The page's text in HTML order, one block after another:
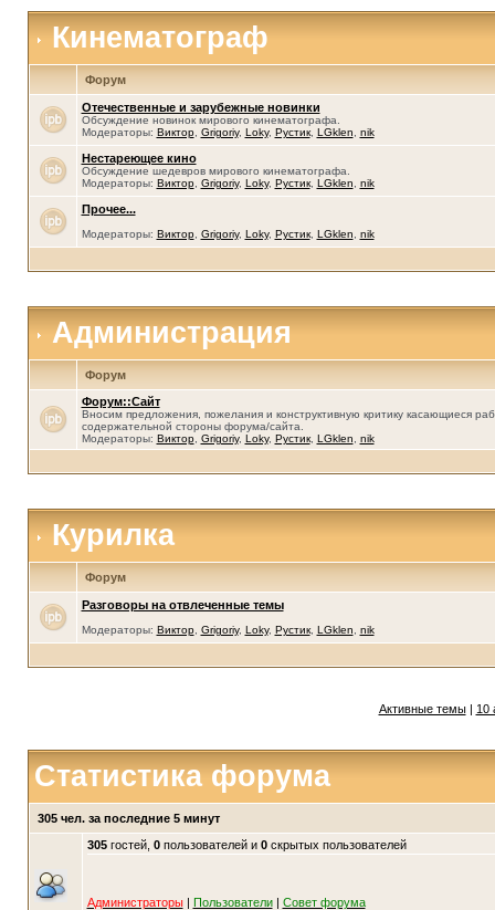
Кинематограф
Форум
Отечественные и зарубежные новинки
Обсуждение новинок мирового кинематографа.
Модераторы: Виктор, Grigoriy, Loky, Рустик, LGklen nik
Нестареющее кино
Обсуждение шедевров мирового кинематографа.
Модераторы: Виктор, Grigoriy, Loky, Рустик, LGklen nik
Прочее...
Модераторы: Виктор, Grigoriy, Loky, Рустик, LGklen nik
Администрация
Форум
Форум::Сайт
Вносим предложения, пожелания и конструктивную критику касающиеся
содержательной стороны форума/сайта.
Модераторы: Виктор, Grigoriy, Loky, Рустик, LGklen nik
Курилка
Форум
Разговоры на отвлеченные темы
Модераторы: Виктор, Grigoriy, Loky, Рустик, LGklen nik
Активные темы| 10
Статистика форума
305 чел. за последние 5 минут
305гостей, 0пользователей и 0скрытых пользователей
Администраторы| Пользователи| Совет форума